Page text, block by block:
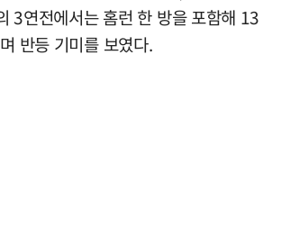
3연전에서는 홈런 한 방을 포함해 13
반등 기미를 보였다.